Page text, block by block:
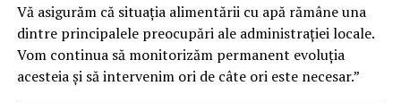
Vă asigurăm că situația alimentării cu apă rămâne una
dintre principalele preocupări ale administrației locale.
Vom continua să monitorizăm permanent evoluția
acesteia și să intervenim ori de câte ori este necesar.”